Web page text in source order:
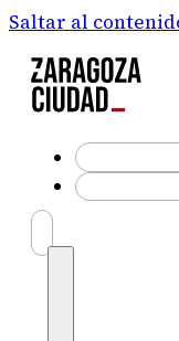
Saltar al